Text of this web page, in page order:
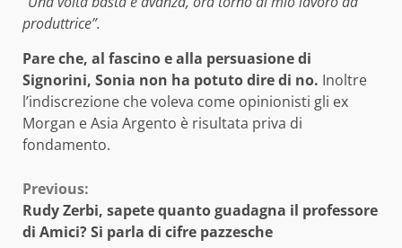
produttrice”.
Pare che, al fascino e alla persuasione di
Signorini, Sonia non ha potuto dire di no. Inoltre
l’indiscrezione che voleva come opinionisti gli ex
Morgan e Asia Argento è risultata priva di
fondamento.
Continue
Reading
Previous:
Rudy Zerbi, sapete quanto guadagna il professore
di Amici? Si parla di cifre pazzesche